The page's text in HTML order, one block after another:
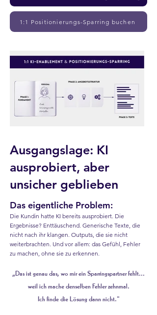
1:1 Positionierungs-Sparring buchen
Ausgangslage: KI
ausprobiert, aber
unsicher geblieben
Das eigentliche Problem:
Die Kundin hatte KI bereits ausprobiert. Die
Ergebnisse? Enttäuschend. Generische Texte, die
nicht nach ihr klangen. Outputs, die sie nicht
weiterbrachten. Und vor allem: das Gefühl, Fehler
zu machen, ohne sie zu erkennen.
„Das ist genau das, wo mir ein Sparringspartner fehlt...
weil ich mache denselben Fehler zehnmal.
Ich finde die Lösung dann nicht."